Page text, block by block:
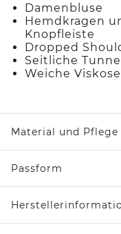
Damenbluse
Hemdkragen
Knopfleiste
Dropped
Seitliche
Weiche Viskose
Material und Pflege
Passform